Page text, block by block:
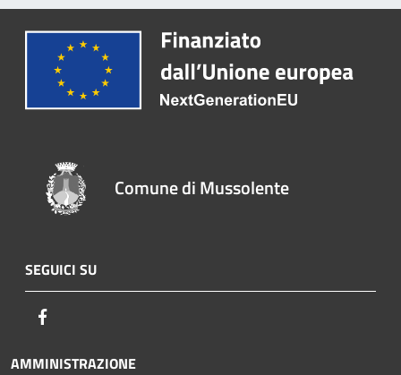
Comune di Mussolente
SEGUICI SU
AMMINISTRAZIONE